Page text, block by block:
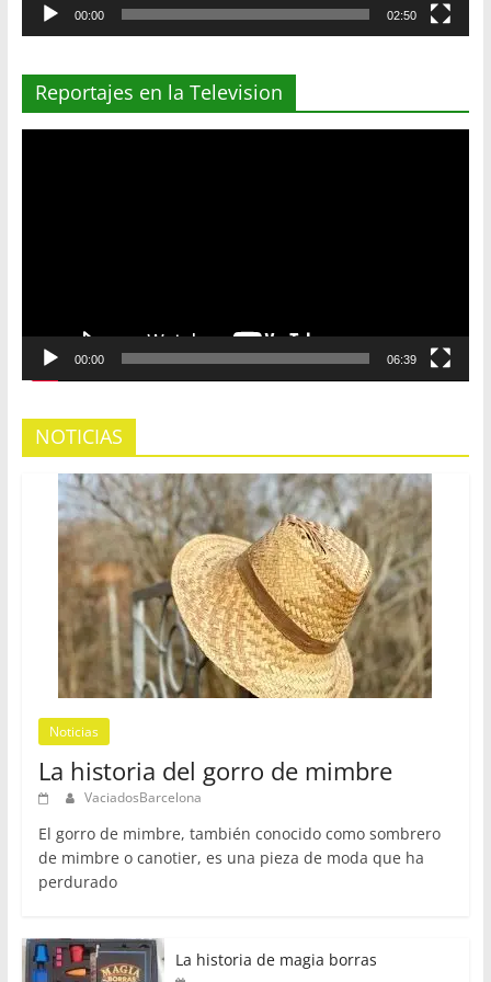
00:00 02:50
Reportajes en la Television
00:00 06:39
NOTICIAS
Noticias
La historia del gorro de mimbre
VaciadosBarcelona
El gorro de mimbre, también conocido como sombrero
de mimbre o canotier, es una pieza de moda que ha
perdurado
La historia de magia borras